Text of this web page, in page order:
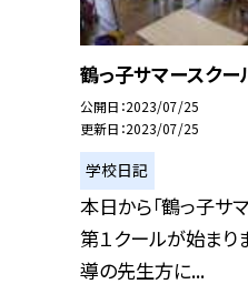
鶴っ子サマースクー
公開日 2023/07/25
更新日 2023/07/25
学校日記
本日から「鶴っ子サ
第１クールが始まり
導の先生方に...